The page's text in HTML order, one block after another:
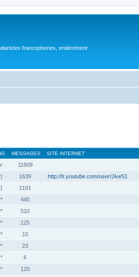
francophones, entièrement
MESSAGES SITE INTERNET
11909
1639 http://fr.youtube.com/user/Jive51
2191
445
510
125
10
23
*
6
120